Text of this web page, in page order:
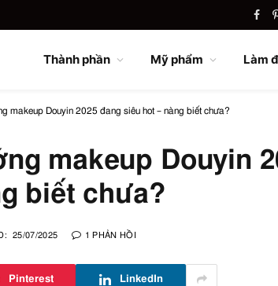
Thành phần Mỹ phẩm Làm
makeup Douyin 2025 đang siêu hot – nàng biết chưa?
makeup Douyin
biết chưa?
25/07/2025 1 PHẢN HỒI
Pinterest LinkedIn